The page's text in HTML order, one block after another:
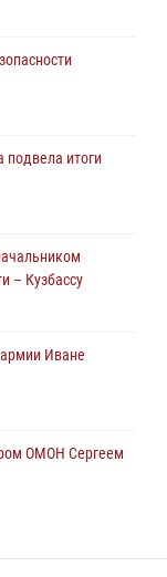
побои
порядка на
на
подвела итоги
– Кузбассу
Иване
ОМОН Сергеем